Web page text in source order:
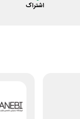
اشتراک